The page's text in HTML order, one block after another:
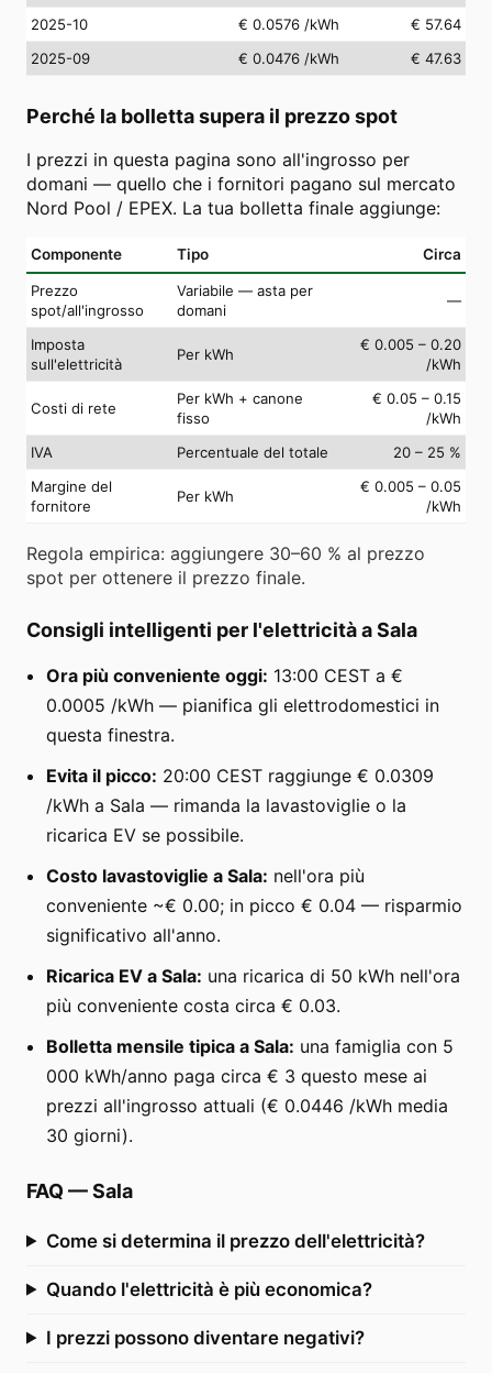
2025-10
€ 0.0576 /kWh
€ 57.64
2025-09
€ 0.0476 /kWh € 47.63
Perché la bolletta supera il prezzo spot
I prezzi in questa pagina sono all'ingrosso per
domani — quello che i fornitori pagano sul mercato
Nord Pool / EPEX. La tua bolletta finale aggiunge:
Componente Tipo Circa
Prezzo
spot/all'ingrosso
Variabile — asta per
domani
—
Imposta
sull'elettricità
Per kWh
€ 0.005 – 0.20
/kWh
Costi di rete
Per kWh + canone
fisso
€ 0.05 – 0.15
/kWh
IVA
Percentuale del totale
20 – 25 %
Margine del
fornitore
Per kWh
€ 0.005 – 0.05
/kWh
Regola empirica: aggiungere 30–60 % al prezzo
spot per ottenere il prezzo finale.
Consigli intelligenti per l'elettricità a Sala
Ora più conveniente oggi: 13:00 CEST a €
0.0005 /kWh — pianifica gli elettrodomestici in
questa finestra.
Evita il picco: 20:00 CEST raggiunge € 0.0309
/kWh a Sala — rimanda la lavastoviglie o la
ricarica EV se possibile.
Costo lavastoviglie a Sala: nell'ora più
conveniente ~€ 0.00; in picco € 0.04 — risparmio
significativo all'anno.
Ricarica EV a Sala: una ricarica di 50 kWh nell'ora
più conveniente costa circa € 0.03.
Bolletta mensile tipica a Sala: una famiglia con 5
000 kWh/anno paga circa € 3 questo mese ai
prezzi all'ingrosso attuali (€ 0.0446 /kWh media
30 giorni).
FAQ —Sala
Come si determina il prezzo dell'elettricità?
Quando l'elettricità è più economica?
I prezzi possono diventare negativi?